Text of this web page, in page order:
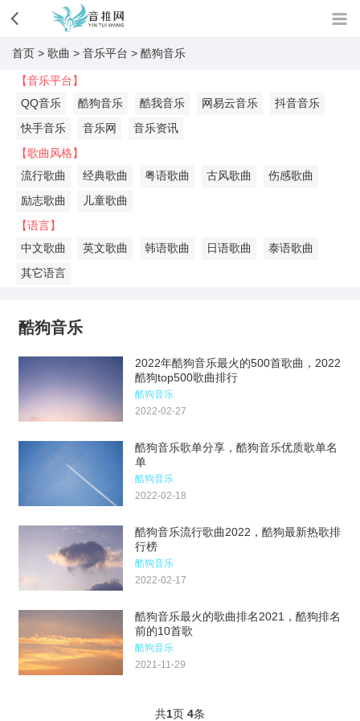
首页 > 歌曲 > 音乐平台 > 酷狗音乐
【音乐平台】
QQ音乐
酷狗音乐 酷我音乐 网易云音乐
抖音音乐
快手音乐
音乐网
音乐资讯
【歌曲风格】
流行歌曲
经典歌曲 粤语歌曲 古风歌曲
伤感歌曲
励志歌曲
儿童歌曲
【语言】
中文歌曲
英文歌曲 韩语歌曲 日语歌曲
泰语歌曲
其它语言
酷狗音乐
2022年酷狗音乐最火的500首歌曲，2022
酷狗top500歌曲排行
酷狗音乐
2022-02-27
酷狗音乐歌单分享，酷狗音乐优质歌单名
单
酷狗音乐
2022-02-18
酷狗音乐流行歌曲2022，酷狗最新热歌排
行榜
酷狗音乐
2022-02-17
酷狗音乐最火的歌曲排名2021，酷狗排名
前的10首歌
酷狗音乐
2021-11-29
共1页 4条